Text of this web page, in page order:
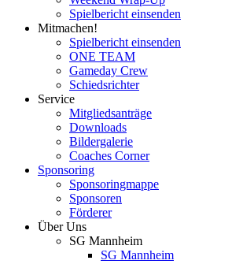
Spielbericht einsenden
Mitmachen!
Spielbericht einsenden
ONE TEAM
Gameday Crew
Schiedsrichter
Service
Mitgliedsanträge
Downloads
Bildergalerie
Coaches Corner
Sponsoring
Sponsoringmappe
Sponsoren
Förderer
Über Uns
SG Mannheim
SG Mannheim